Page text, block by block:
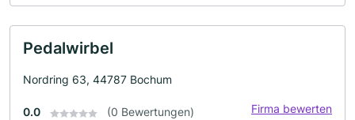
Pedalwirbel
Nordring 63, 44787 Bochum
0.0 (0 Bewertungen) Firma bewerten